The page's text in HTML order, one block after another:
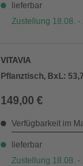
lieferbar
Zustellung 18.08. -
VITAVIA
Pflanztisch, BxL:
149,00 €
Verfügbarkeit im
lieferbar
Zustellung 18.08. -